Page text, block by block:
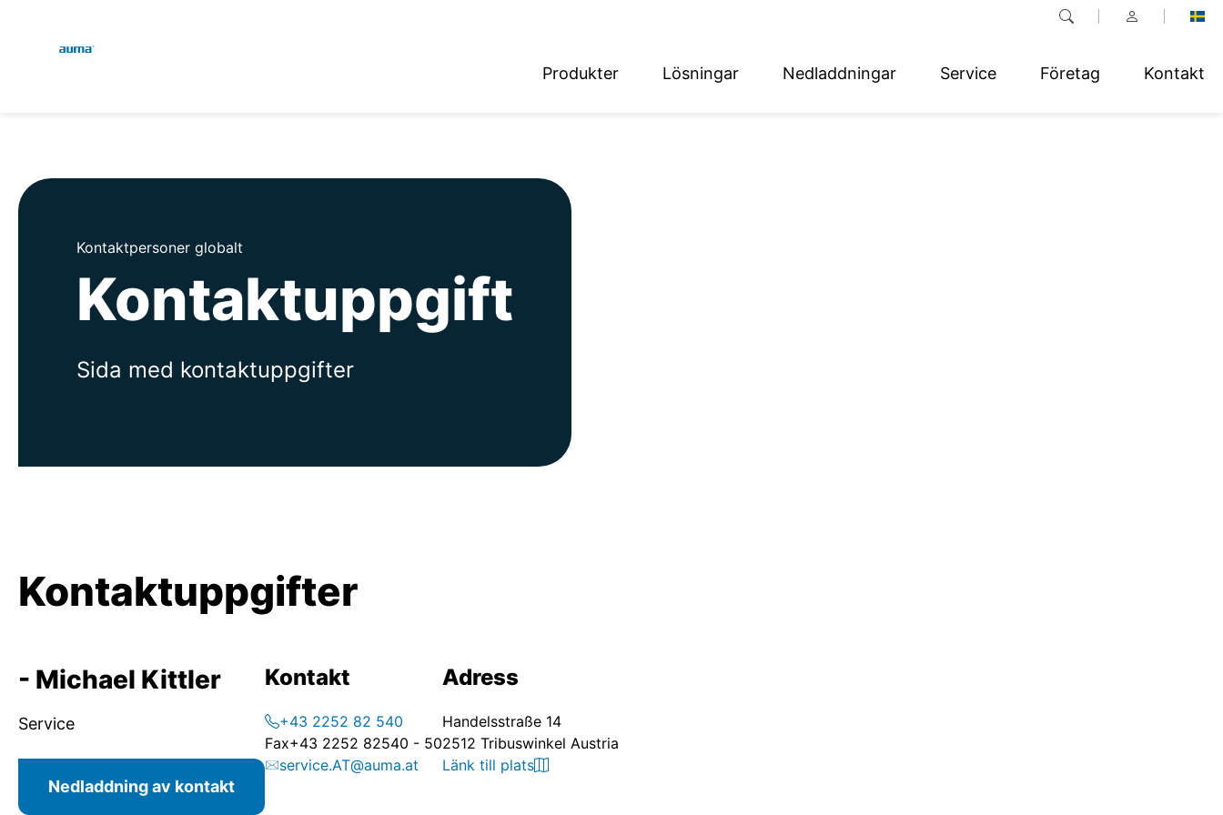
Produkter Lösningar Nedladdningar Service Företag Kontakt
Europa
Asien och Stillahavsområdet
Nordamerika
Kontaktpersoner globalt
Kontaktuppgift
Sida med kontaktuppgifter
Kontaktuppgifter
- Michael Kittler
Service
Nedladdning av kontakt
Kontakt
+43 2252 82 540
Fax+43 2252 82540 - 50
service.AT@auma.at
Adress
Handelsstraße 14
2512 Tribuswinkel Austria
Länk till plats